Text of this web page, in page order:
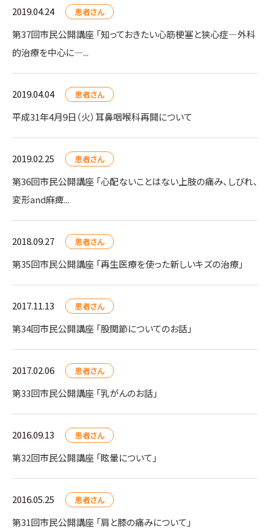
2019.04.24 患者さん
第37回市民公開講座 「知っておきたい心筋梗塞と狭心症―外科
的治療を中心に―...
2019.04.04 患者さん
平成31年4月9日（火）耳鼻咽喉科再開について
2019.02.25 患者さん
第36回市民公開講座 「心配ないことはない上肢の痛み、しびれ、
変形and麻痺...
2018.09.27 患者さん
第35回市民公開講座 「再生医療を使った新しいキズの治療」
2017.11.13 患者さん
第34回市民公開講座 「股関節についてのお話」
2017.02.06 患者さん
第33回市民公開講座 「乳がんのお話」
2016.09.13 患者さん
第32回市民公開講座 「眩暈について」
2016.05.25 患者さん
第31回市民公開講座 「肩と膝の痛みについて」